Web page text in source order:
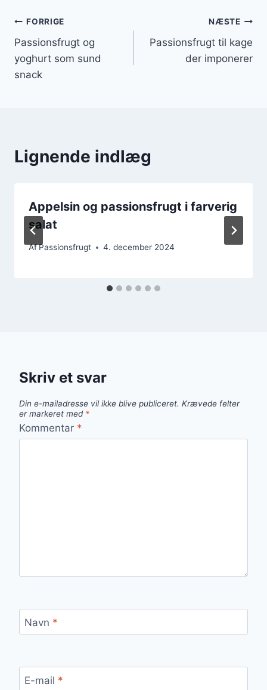
Indlægsnavigation
FORRIGE
Passionsfrugt og
yoghurt som sund
snack
NÆSTE
Passionsfrugt til kage
der imponerer
Lignende indlæg
Appelsin og passionsfrugt i farverig
salat
AfPassionsfrugt 4. december 2024
Skriv et svar
Din e-mailadresse vil ikke blive publiceret. Krævede felter
er markeret med *
Kommentar *
Navn *
E-mail *